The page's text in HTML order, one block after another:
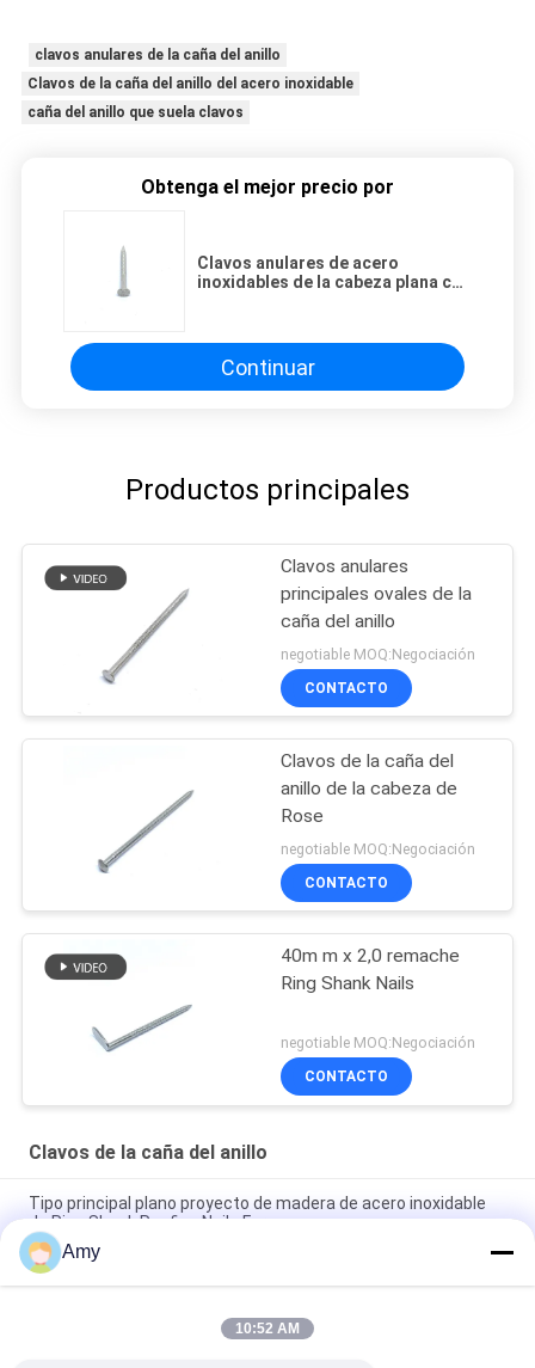
clavos anulares de la caña del anillo
Clavos de la caña del anillo del acero inoxidable
caña del anillo que suela clavos
Obtenga el mejor precio por
Clavos anulares de acero
inoxidables de la cabeza plana con
Continuar
Productos principales
Clavos anulares
principales ovales de la
caña del anillo
negotiable MOQ:Negociación
CONTACTO
Clavos de la caña del
anillo de la cabeza de
Rose
negotiable MOQ:Negociación
CONTACTO
40m m x 2,0 remache
Ring Shank Nails
negotiable MOQ:Negociación
CONTACTO
Clavos de la caña del anillo
Tipo principal plano proyecto de madera de acero inoxidable
de Ring Shank Roofing Nails For
La cabeza de la sacudida pulió a Ring Shank Nails For Timbers
anular de acero inoxidable
32M M x 1,9 protección plana a cuadros del moho de Ring
Amy
10:52 AM